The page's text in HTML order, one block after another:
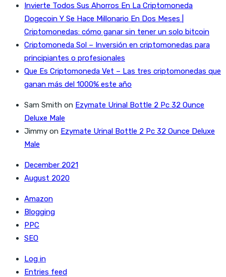
Invierte Todos Sus Ahorros En La Criptomoneda
Dogecoin Y Se Hace Millonario En Dos Meses |
Criptomonedas: cómo ganar sin tener un solo bitcoin
Criptomoneda Sol – Inversión en criptomonedas para
principiantes o profesionales
Que Es Criptomoneda Vet – Las tres criptomonedas que
ganan más del 1000% este año
Sam Smith on Ezymate Urinal Bottle 2 Pc 32 Ounce
Deluxe Male
Jimmy on Ezymate Urinal Bottle 2 Pc 32 Ounce Deluxe
Male
December 2021
August 2020
Amazon
Blogging
PPC
SEO
Log in
Entries feed